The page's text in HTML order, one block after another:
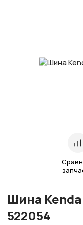
Шина
522054